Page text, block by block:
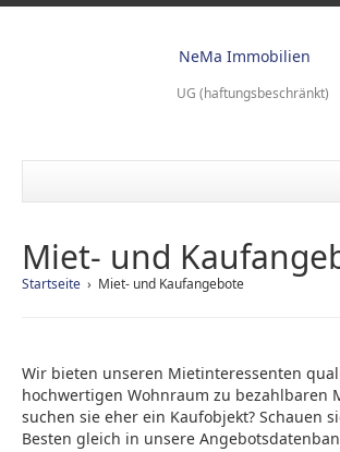
NeMa Immobilien
UG (haftungsbeschränkt)
Miet- und
Startseite › Miet- und Kaufangebote
Wir bieten unseren Mietinteressenten
hochwertigen Wohnraum zu bezahlbaren
suchen sie eher ein Kaufobjekt? Schauen
Besten gleich in unsere